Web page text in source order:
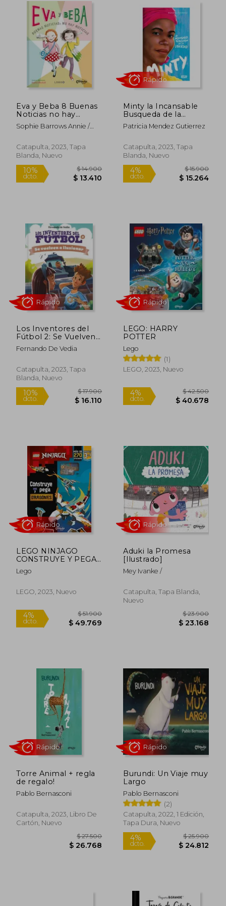
10%
dcto. $ 13.410
10%
dcto. $
Eva y Beba 8 Buenas
Noticias no hay
Noticias
Sophie Barrows Annie /
Catapulta, 2023, Tapa
Blanda, Nuevo
Minty la Incansable
Busqueda de la
Libertad
Patricia Mendez Gutierrez
Catapulta, 2023, Tapa
Blanda, Nuevo
4%
dcto.
$
$
Rápido
Los Inventores del
Fútbol 2: Se Vuelven
a Ilusionar
Fernando De Vedia
Catapulta, 2023, Tapa
Blanda, Nuevo
LEGO: HARRY
POTTER
Lego
(1)
LEGO, 2023, Nuevo
Rápido
LEGO NINJAGO
CONSTRUYE Y PEGA:
DRAGONES
Lego
LEGO, 2023, Nuevo
Aduki la Promesa
[Ilustrado]
Mey Ivanke /
Catapulta, Tapa Blanda,
Nuevo
Torre Animal + regla
de regalo!
Pablo Bernasconi
Catapulta, 2023, Libro De
Cartón, Nuevo
Burundi: Un Viaje muy
Largo
Pablo Bernasconi
(2)
Catapulta, 2022, 1 Edición,
Tapa Dura, Nuevo